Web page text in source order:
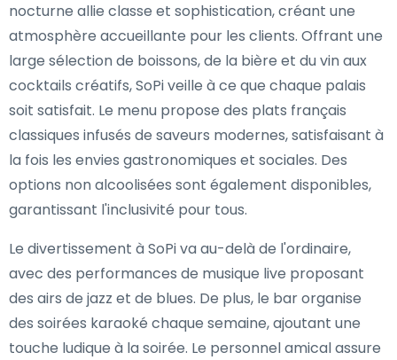
nocturne allie classe et sophistication, créant une
atmosphère accueillante pour les clients. Offrant une
large sélection de boissons, de la bière et du vin aux
cocktails créatifs, SoPi veille à ce que chaque palais
soit satisfait. Le menu propose des plats français
classiques infusés de saveurs modernes, satisfaisant à
la fois les envies gastronomiques et sociales. Des
options non alcoolisées sont également disponibles,
garantissant l'inclusivité pour tous.
Le divertissement à SoPi va au-delà de l'ordinaire,
avec des performances de musique live proposant
des airs de jazz et de blues. De plus, le bar organise
des soirées karaoké chaque semaine, ajoutant une
touche ludique à la soirée. Le personnel amical assure